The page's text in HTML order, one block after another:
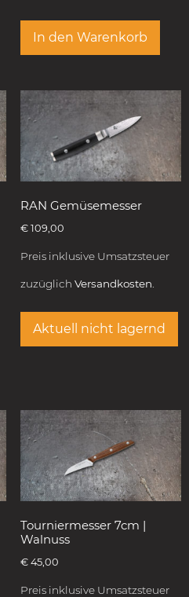
In den Warenkorb
RAN Gemüsemesser
€109,00
Preis inklusive Umsatzsteuer
zuzüglich Versandkosten.
Aktuell nicht lagernd
Tourniermesser 7cm |
Walnuss
€45,00
Preis inklusive Umsatzsteuer